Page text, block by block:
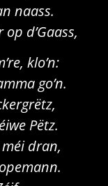
naass.
op d’Gaass,
klo’n:
go’n.
Pëtz.
dran,